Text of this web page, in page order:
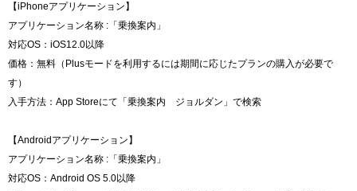
【iPhoneアプリケーション】
アプリケーション名称 :「乗換案内」
対応OS：iOS12.0以降
価格：無料（Plusモードを利用するには期間に応じたプランの購入が必要で
す）
入手方法：App Storeにて「乗換案内 ジョルダン」で検索
【Androidアプリケーション】
アプリケーション名称 :「乗換案内」
対応OS：Android OS 5.0以降